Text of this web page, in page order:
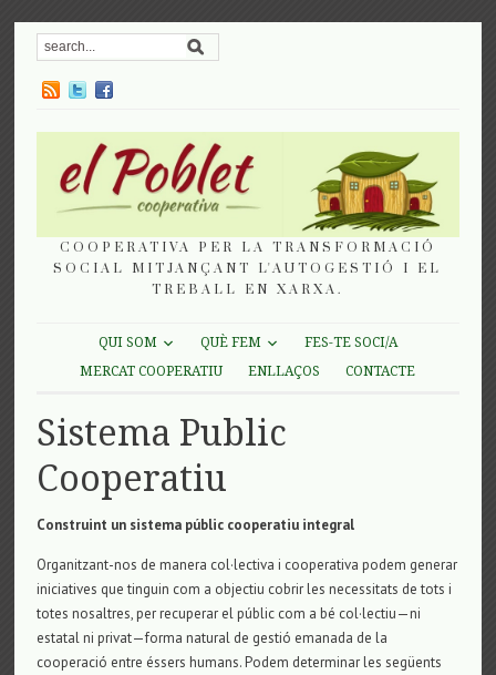
COOPERATIVA PER LA TRANSFORMACIÓ
SOCIAL MITJANÇANT L'AUTOGESTIÓ I EL
TREBALL EN XARXA.
QUI SOM QUÈ FEM
FES-TE SOCI/A
MERCAT COOPERATIU
ENLLAÇOS CONTACTE
Sistema Public
Cooperatiu
Construint un sistema públic cooperatiu integral
Organitzant-nos de manera col·lectiva i cooperativa podem generar
iniciatives que tinguin com a objectiu cobrir les necessitats de tots i
totes nosaltres, per recuperar el públic com a bé col·lectiu—ni
estatal ni privat—forma natural de gestió emanada de la
cooperació entre éssers humans. Podem determinar les següents